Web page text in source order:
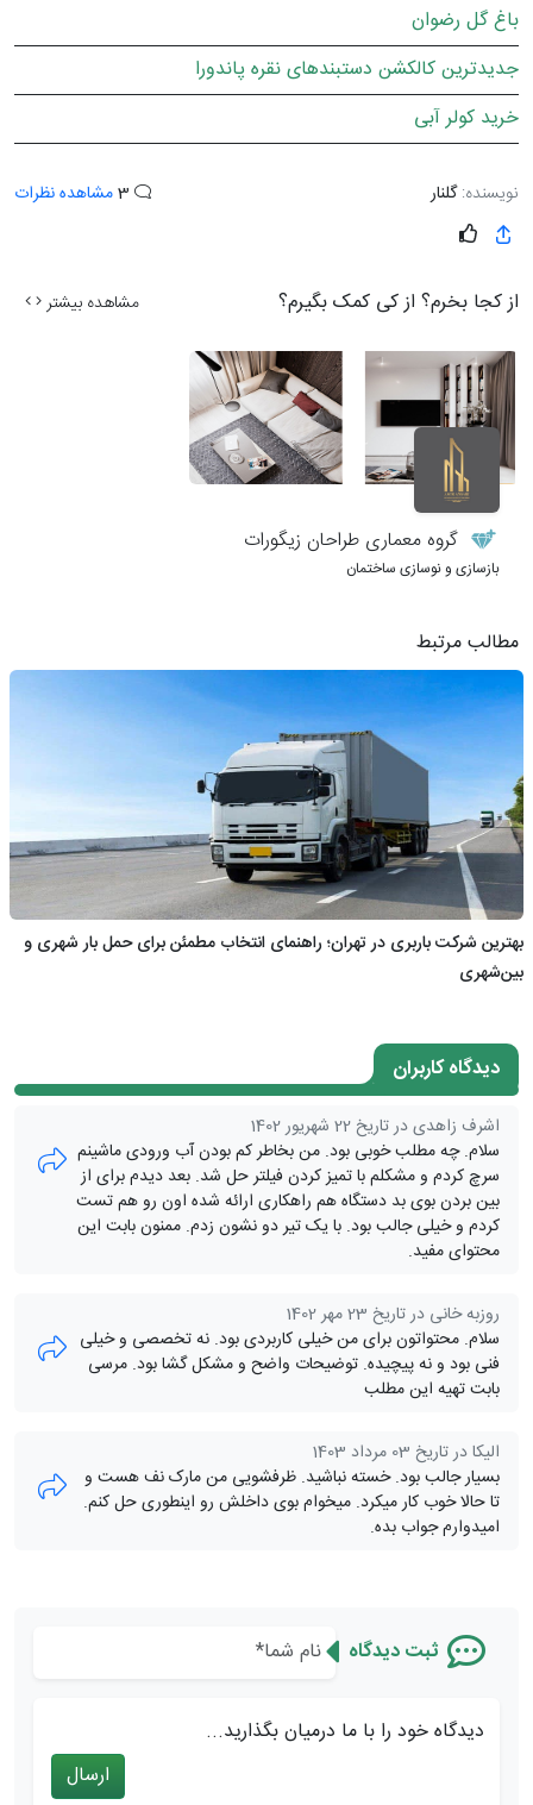
باغ گل رضوان
جدیدترین کالکشن دستبندهای نقره پاندورا
خرید کولر آبی
نویسنده:گلنار مشاهده نظرات
از کجا بخرم؟ از کی کمک بگیرم؟ مشاهده بیشتر
گروه معماری طراحان زیگورات
بازسازی و نوسازی ساختمان
مطالب مرتبط
بهترین شرکت باربری در تهران؛ راهنمای انتخاب مطمئن برای حمل بار شهری و
بین‌شهری
دیدگاه کاربران
اشرف زاهدی در تاریخ 22 شهریور 1402
سلام. چه مطلب خوبی بود. من بخاطر کم بودن آب ورودی ماشینم
سرچ کردم و مشکلم با تمیز کردن فیلتر حل شد. بعد دیدم برای از
بین بردن بوی بد دستگاه هم راهکاری ارائه شده اون رو هم تست
کردم و خیلی جالب بود. با یک تیر دو نشون زدم. ممنون بابت این
محتوای مفید.
روزبه خانی در تاریخ 23 مهر 1402
سلام. محتواتون برای من خیلی کاربردی بود. نه تخصصی و خیلی
فنی بود و نه پیچیده. توضیحات واضح و مشکل گشا بود. مرسی
بابت تهیه این مطلب
الیکا در تاریخ 03 مرداد 1403
بسیار جالب بود. خسته نباشید. ظرفشویی من مارک نف هست و
تا حالا خوب کار میکرد. میخوام بوی داخلش رو اینطوری حل کنم.
امیدوارم جواب بده.
ثبت دیدگاه
دیدگاه خود را با ما درمیان بگذارید...
ارسال